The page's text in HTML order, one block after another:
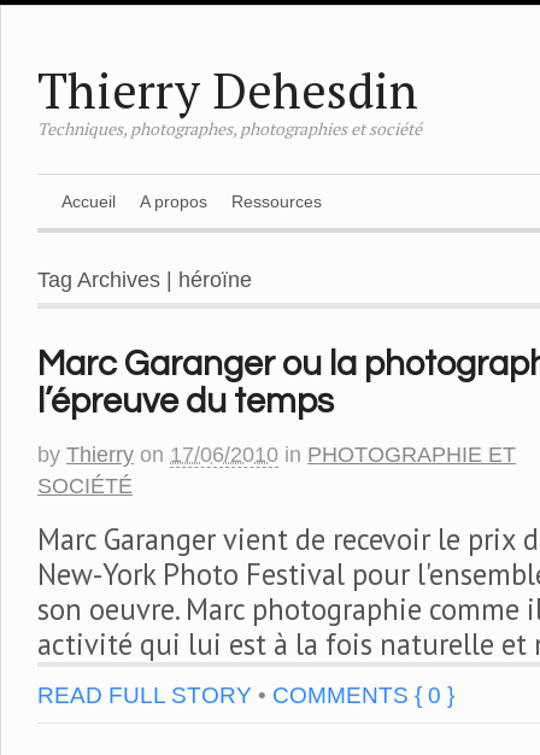
Thierry Dehesdin
Techniques, photographes, photographies et société
Accueil A propos Ressources
Tag Archives | héroïne
Marc Garanger ou la
l’épreuve du temps
by Thierry on 17/06/2010 in PHOTOGRAPHIE ET
SOCIÉTÉ
Marc Garanger vient de recevoir le prix
New-York Photo Festival pour
son oeuvre. Marc photographie comme
activité qui lui est à la fois naturelle et
READ FULL STORY • COMMENTS { 0 }